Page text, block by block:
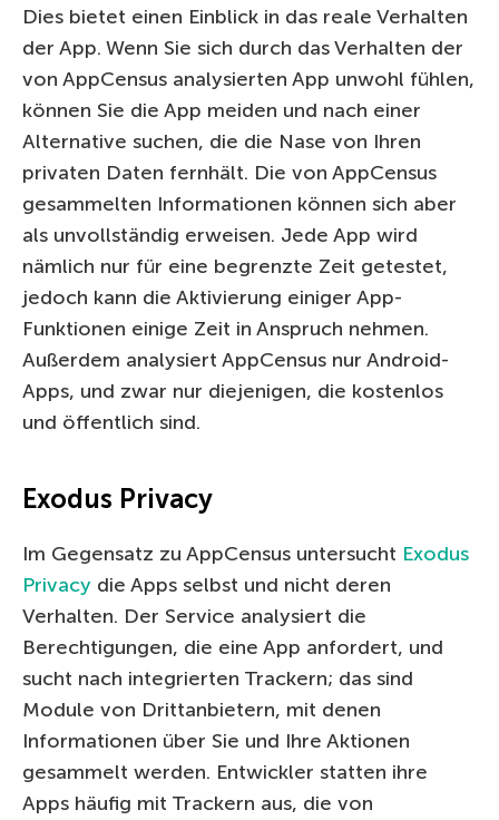
Dies bietet einen Einblick in das reale Verhalten
der App. Wenn Sie sich durch das Verhalten der
von AppCensus analysierten App unwohl fühlen,
können Sie die App meiden und nach einer
Alternative suchen, die die Nase von Ihren
privaten Daten fernhält. Die von AppCensus
gesammelten Informationen können sich aber
als unvollständig erweisen. Jede App wird
nämlich nur für eine begrenzte Zeit getestet,
jedoch kann die Aktivierung einiger App-
Funktionen einige Zeit in Anspruch nehmen.
Außerdem analysiert AppCensus nur Android-
Apps, und zwar nur diejenigen, die kostenlos
und öffentlich sind.
Exodus Privacy
Im Gegensatz zu AppCensus untersucht Exodus
Privacy die Apps selbst und nicht deren
Verhalten. Der Service analysiert die
Berechtigungen, die eine App anfordert, und
sucht nach integrierten Trackern; das sind
Module von Drittanbietern, mit denen
Informationen über Sie und Ihre Aktionen
gesammelt werden. Entwickler statten ihre
Apps häufig mit Trackern aus, die von